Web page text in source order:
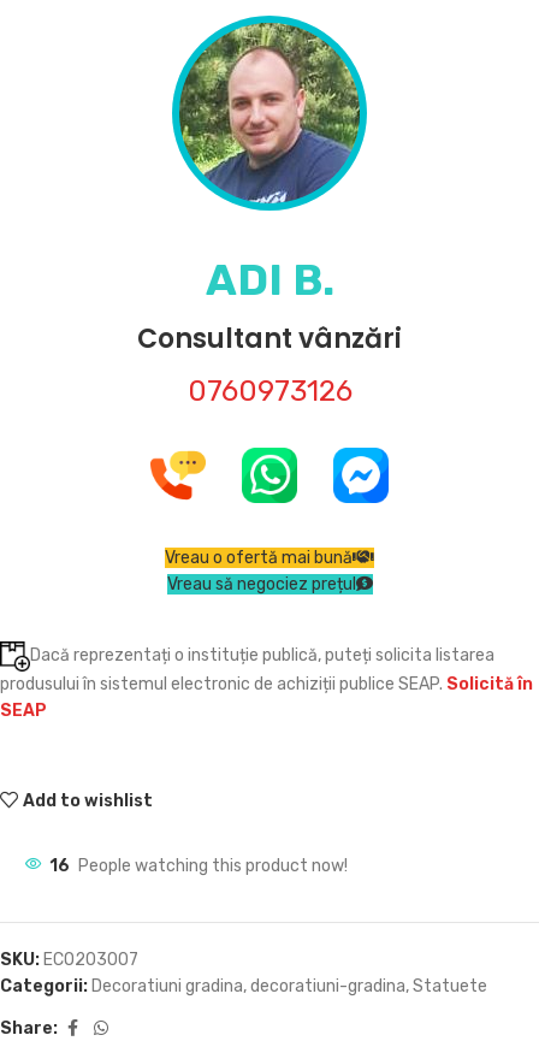
ADI B.
Consultant vânzări
0760973126
Vreau o ofertă mai bună
Vreau să negociez prețul
Dacă reprezentați o instituție publică, puteți solicita listarea
produsului în sistemul electronic de achiziții publice SEAP. Solicită în
SEAP
Add to wishlist
16 People watching this product now!
SKU: ECO203007
Categorii: Decoratiuni gradina,decoratiuni-gradina,Statuete
Share: